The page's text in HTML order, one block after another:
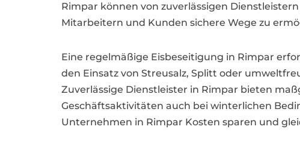
Rimpar können von zuverlässigen
Mitarbeitern und Kunden sichere Wege zu
Eine regelmäßige Eisbeseitigung in Rimpar
den Einsatz von Streusalz, Splitt oder
Zuverlässige Dienstleister in Rimpar bieten
Geschäftsaktivitäten auch bei winterlichen
Unternehmen in Rimpar Kosten sparen und